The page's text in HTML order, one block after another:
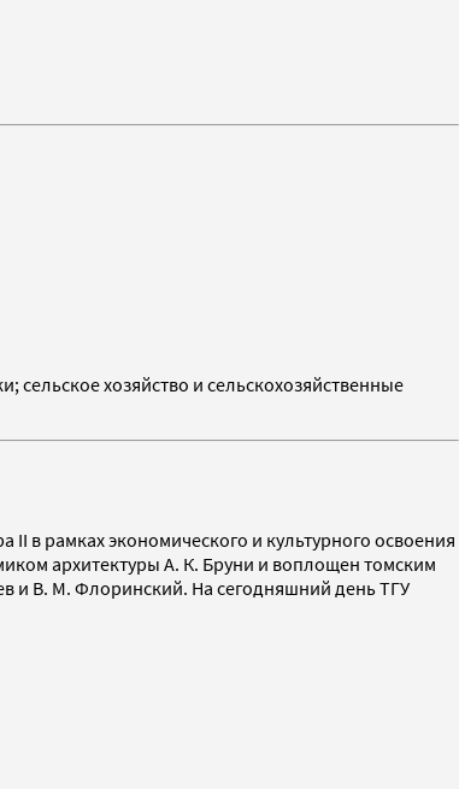
сельское хозяйство и сельскохозяйственные
в рамках экономического и культурного освоения
архитектуры А. К. Бруни и воплощен томским
и В. М. Флоринский. На сегодняшний день ТГУ